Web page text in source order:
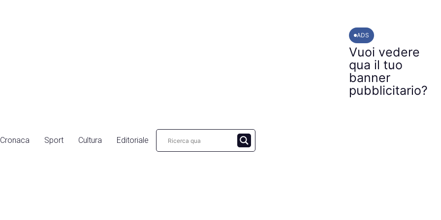
ADS
Vuoi vedere
qua il tuo
banner
pubblicitario?
Cronaca Sport Cultura Editoriale